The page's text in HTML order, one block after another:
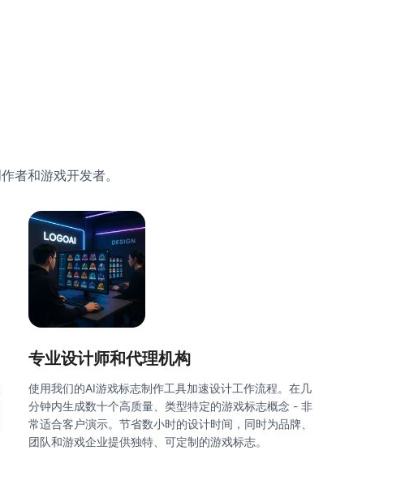
者和游戏开发者。
专业设计师和代理机构
使用我们的AI游戏标志制作工具加速设计工作流程。在几
分钟内生成数十个高质量、类型特定的游戏标志概念 - 非
常适合客户演示。节省数小时的设计时间，同时为品牌、
团队和游戏企业提供独特、可定制的游戏标志。